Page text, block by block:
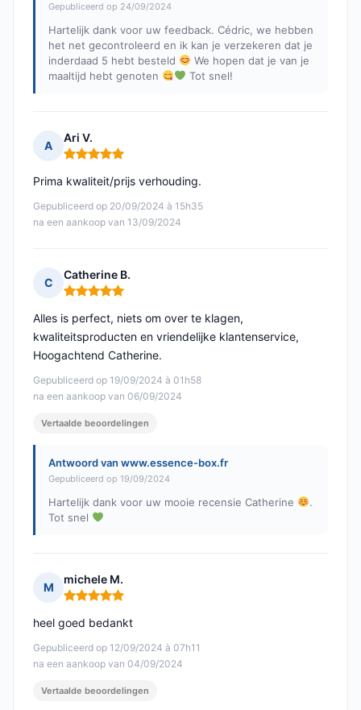
Gepubliceerd op 24/09/2024
Hartelijk dank voor uw feedback. Cédric, we hebben
het net gecontroleerd en ik kan je verzekeren dat je
inderdaad 5 hebt besteld
We hopen dat je van je
maaltijd hebt genoten
Tot snel!
A
Ari V.
Opmerking: 5 van 5
Gepubliceerd op 20/09/2024 à 15h35
na een aankoop van 13/09/2024
Prima kwaliteit/prijs verhouding.
C
Catherine B.
Opmerking: 5 van 5
Gepubliceerd op 19/09/2024 à 01h58
na een aankoop van 06/09/2024
Alles is perfect, niets om over te klagen,
kwaliteitsproducten en vriendelijke klantenservice,
Hoogachtend Catherine.
Vertaalde beoordelingen
Antwoord van www.essence-box.fr
Gepubliceerd op 19/09/2024
Hartelijk dank voor uw mooie recensie Catherine
.
Tot snel
M
michele M.
Opmerking: 5 van 5
Gepubliceerd op 12/09/2024 à 07h11
na een aankoop van 04/09/2024
heel goed bedankt
Vertaalde beoordelingen